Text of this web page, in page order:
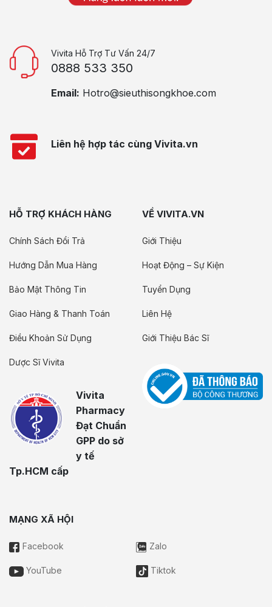
Vivita Hỗ Trợ Tư Vấn 24/7
0888 533 350
Email: Hotro@sieuthisongkhoe.com
Liên hệ hợp tác cùng Vivita.vn
HỖ TRỢ KHÁCH HÀNG
Chính Sách Đổi Trả
Hướng Dẫn Mua Hàng
Bảo Mật Thông Tin
Giao Hàng & Thanh Toán
Điều Khoản Sử Dụng
Dược Sĩ Vivita
Vivita
Pharmacy
Đạt Chuẩn
GPP do sở
y tế
Tp.HCM cấp
VỀ VIVITA.VN
Giới Thiệu
Hoạt Động – Sự Kiện
Tuyển Dụng
Liên Hệ
Giới Thiệu Bác Sĩ
MẠNG XÃ HỘI
Facebook Zalo
YouTube Tiktok